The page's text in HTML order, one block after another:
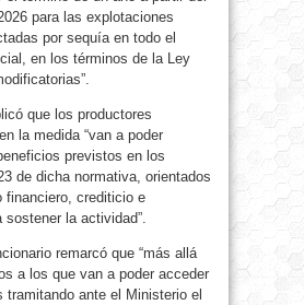
para las explotaciones
por sequía en todo el
en los términos de la Ley
que los productores
la medida “van a poder
previstos en los
de dicha normativa, orientados
financiero, crediticio e
sostener la actividad”.
remarcó que “más allá
a los que van a poder acceder
tramitando ante el Ministerio el